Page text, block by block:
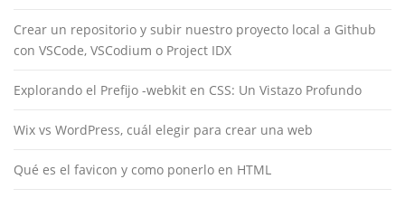
Crear un repositorio y subir nuestro proyecto local a Github
con VSCode, VSCodium o Project IDX
Explorando el Prefijo -webkit en CSS: Un Vistazo Profundo
Wix vs WordPress, cuál elegir para crear una web
Qué es el favicon y como ponerlo en HTML